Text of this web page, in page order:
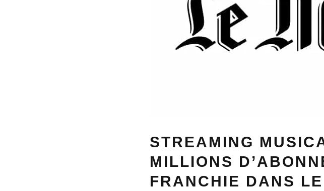
STREAMING
MILLIONS
FRANCHIE DANS